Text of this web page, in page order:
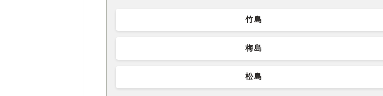
竹島
梅島
松島